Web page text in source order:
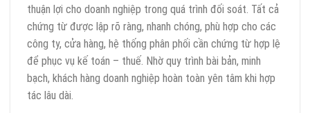
thuận lợi cho doanh nghiệp trong quá trình đối soát. Tất cả
chứng từ được lập rõ ràng, nhanh chóng, phù hợp cho các
công ty, cửa hàng, hệ thống phân phối cần chứng từ hợp lệ
để phục vụ kế toán – thuế. Nhờ quy trình bài bản, minh
bạch, khách hàng doanh nghiệp hoàn toàn yên tâm khi hợp
tác lâu dài.